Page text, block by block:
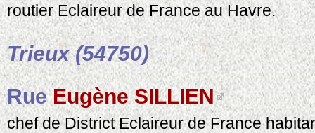
routier Eclaireur de France au Havre.
Trieux (54750)
RueEugène SILLIEN
chef de District Eclaireur de France